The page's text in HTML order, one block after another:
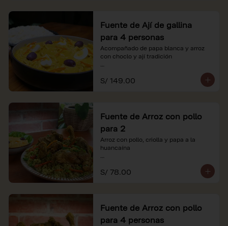
Fuente de Ají de gallina
para 4 personas
Acompañado de papa blanca y arroz
con choclo y ají tradición
*Nuestros precios están expresados en
soles e incluyen impuestos de ley y
S/ 149.00
Fuente de Arroz con pollo
para 2
Arroz con pollo, criolla y papa a la
huancaína
*Nuestros precios están expresados en
soles e incluyen impuestos de ley y
S/ 78.00
Fuente de Arroz con pollo
para 4 personas